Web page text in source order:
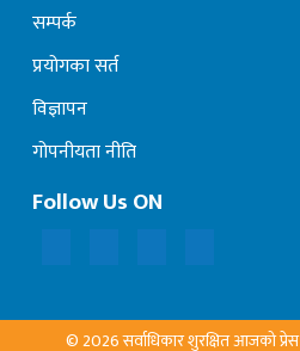
सम्पर्क
प्रयोगका सर्त
विज्ञापन
गोपनीयता नीति
Follow Us ON
© 2026 सर्वाधिकार शुरक्षित आजको प्रेस